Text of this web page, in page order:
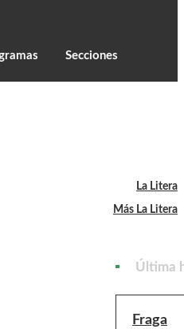
Secciones
La Litera
Más La Litera
Última
Fraga